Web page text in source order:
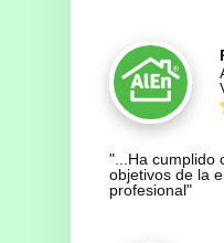
"...Ha cumplido
objetivos de la
profesional"